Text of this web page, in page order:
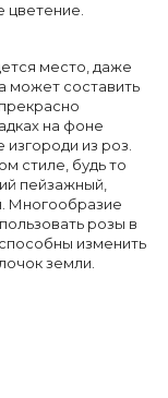
цветение.
место, даже
может составить
на фоне
из роз.
стиле, будь то
пейзажный,
Многообразие
розы в
изменить
земли.